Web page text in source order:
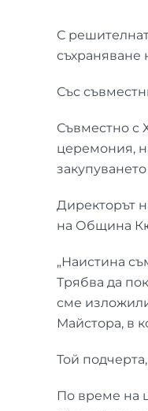
С
съхраняване
Със
Съвместно с
церемония,
Директорът
на Община
„Наистина
Трябва да
сме
Майстора, в
Той
По време на